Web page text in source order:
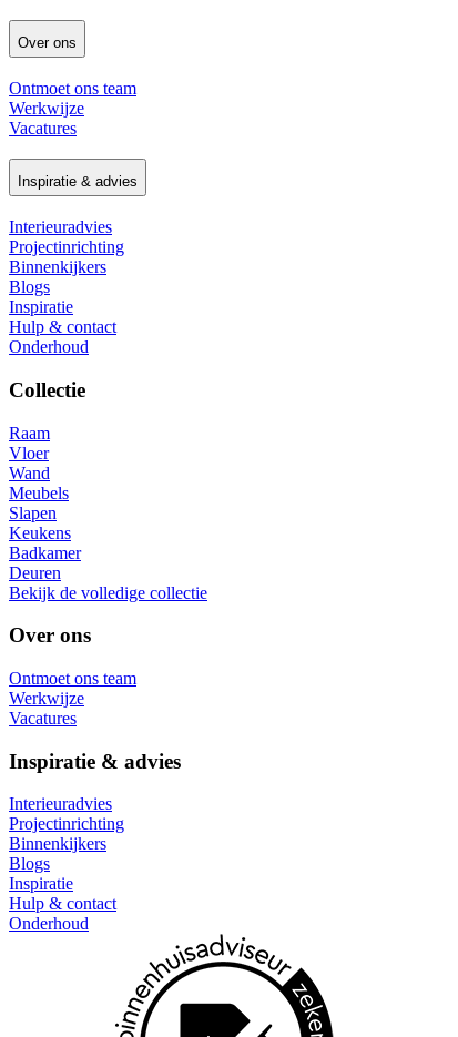
Over ons
Ontmoet ons team
Werkwijze
Vacatures
Inspiratie & advies
Interieuradvies
Projectinrichting
Binnenkijkers
Blogs
Inspiratie
Hulp & contact
Onderhoud
Collectie
Raam
Vloer
Wand
Meubels
Slapen
Keukens
Badkamer
Deuren
Bekijk de volledige collectie
Over ons
Ontmoet ons team
Werkwijze
Vacatures
Inspiratie & advies
Interieuradvies
Projectinrichting
Binnenkijkers
Blogs
Inspiratie
Hulp & contact
Onderhoud